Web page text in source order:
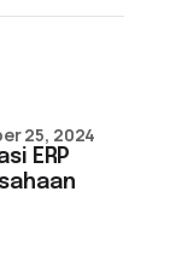
ERP
25, 2024